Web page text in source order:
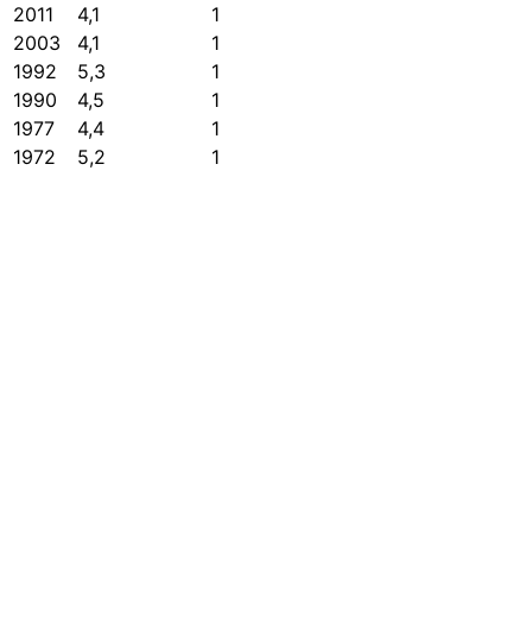
2011
4,1
1
2003
4,1
1
1992
5,3
1
1990
4,5
1
1977
4,4
1
1972
5,2 1